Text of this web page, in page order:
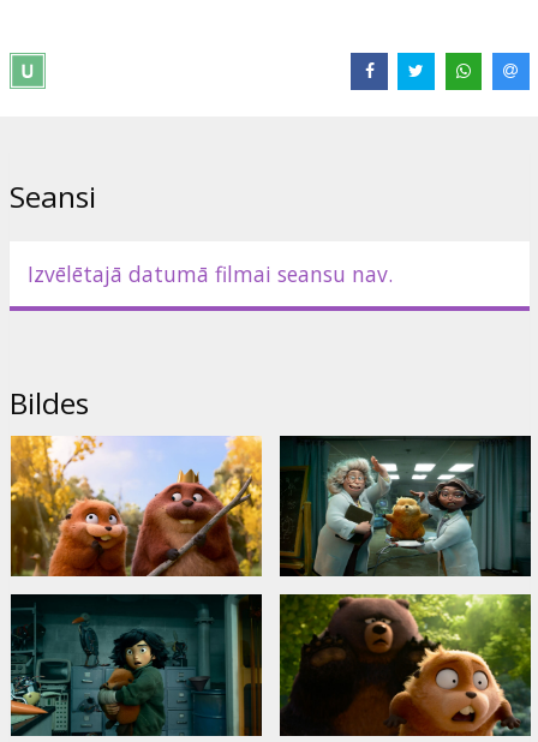
Seansi
Izvēlētajā datumā filmai seansu nav.
Bildes